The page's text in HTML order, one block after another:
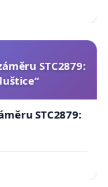
STC2879:
STC2879: